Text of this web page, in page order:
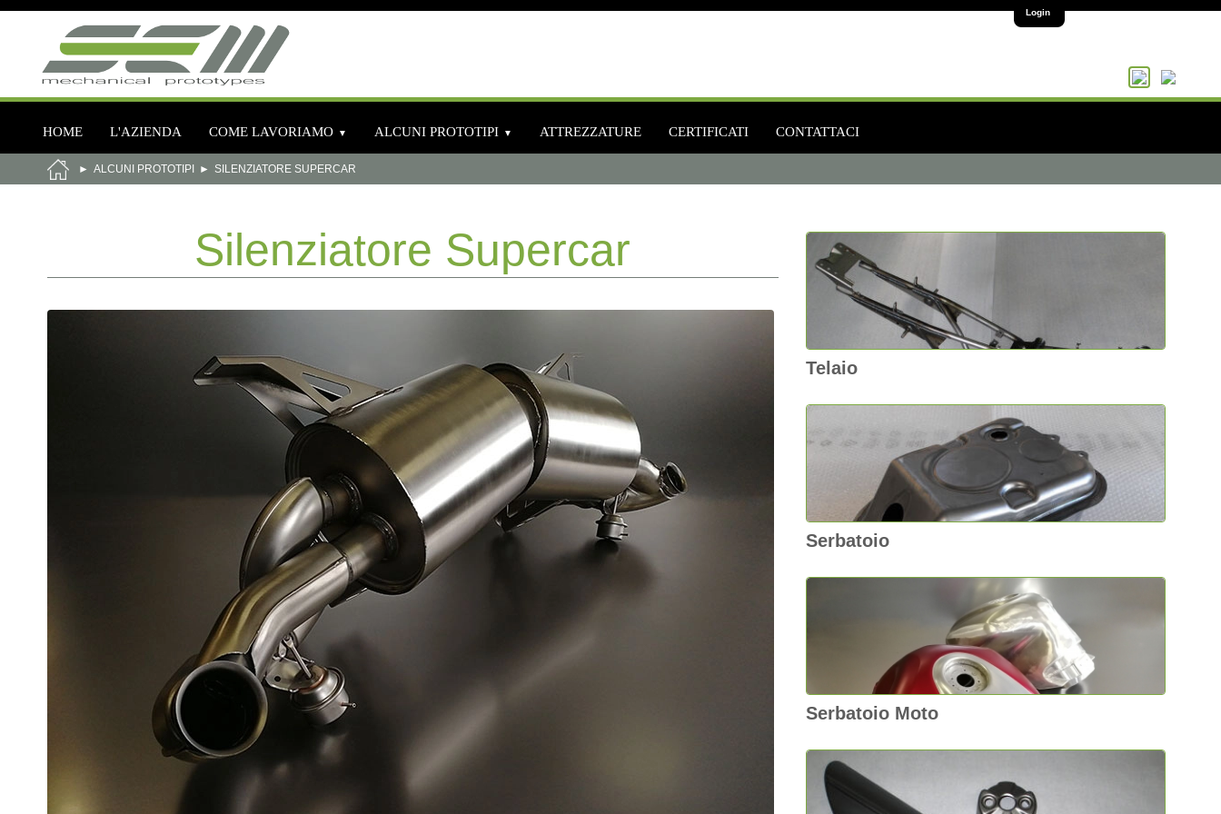
Login
HOME L'AZIENDA COME LAVORIAMO ALCUNI PROTOTIPI ATTREZZATURE CERTIFICATI CONTATTACI
ALCUNI PROTOTIPI SILENZIATORE SUPERCAR
Silenziatore Supercar
Telaio
Serbatoio
Serbatoio Moto